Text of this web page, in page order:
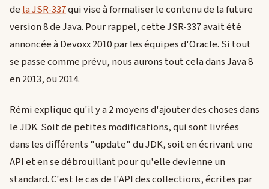
de la JSR-337qui vise à formaliser le contenu de la future
version 8 de Java. Pour rappel, cette JSR-337 avait été
annoncée à Devoxx 2010 par les équipes d'Oracle. Si tout
se passe comme prévu, nous aurons tout cela dans Java 8
en 2013, ou 2014.
Rémi explique qu'il y a 2 moyens d'ajouter des choses dans
le JDK. Soit de petites modifications, qui sont livrées
dans les différents "update" du JDK, soit en écrivant une
API et en se débrouillant pour qu'elle devienne un
standard. C'est le cas de l'API des collections, écrites par